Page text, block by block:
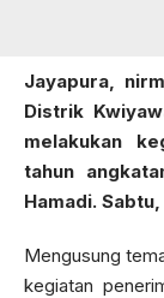
Jayapura,
Distrik
melakukan
tahun
Hamadi.
Mengusung
kegiatan